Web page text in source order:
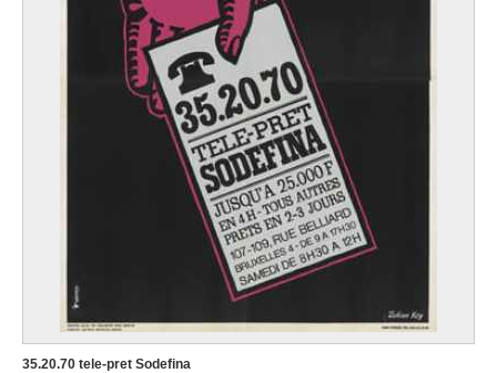
35.20.70 tele-pret Sodefina